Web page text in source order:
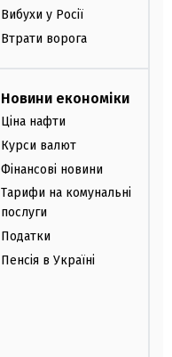
Вибухи у Росії
Втрати ворога
Новини економіки
Ціна нафти
Курси валют
Фінансові новини
Тарифи на комунальні
послуги
Податки
Пенсія в Україні